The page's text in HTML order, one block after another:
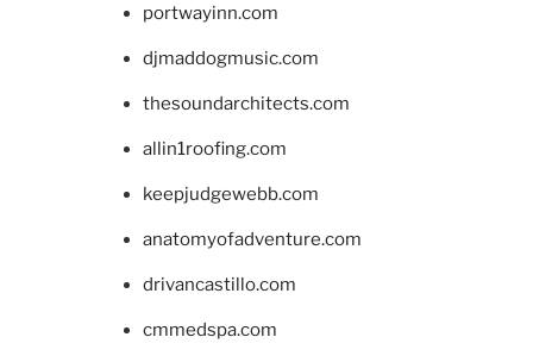
portwayinn.com
djmaddogmusic.com
thesoundarchitects.com
allin1roofing.com
keepjudgewebb.com
anatomyofadventure.com
drivancastillo.com
cmmedspa.com